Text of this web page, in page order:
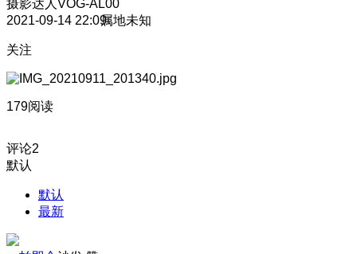
摄影达人 VOG-AL00
2021-09-14 22:09属地未知
关注
179阅读
评论2
默认
默认
最新